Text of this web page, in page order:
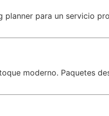
para un servicio
moderno. Paquetes